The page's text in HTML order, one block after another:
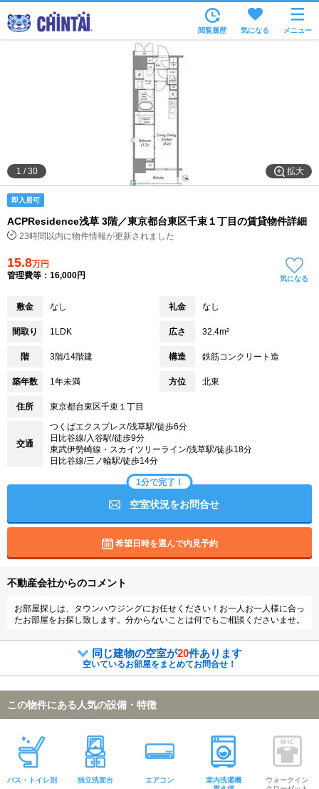
沿線・駅から
住所から
家賃相場から
通勤通学時間から
物件特集から
不動産会社から
閲覧履歴 気になる メニュー
拡大
1 /30
即入居可
ACPResidence浅草 3階／東京都台東区千束１丁目の賃貸物件詳細
23時間以内に物件情報が更新されました
15.8万円
管理費等：16,000円
気になる
敷金 なし 礼金 なし
間取り 1LDK 広さ 32.4m²
階 3階/14階建 構造 鉄筋コンクリート造
築年数 1年未満 方位 北東
住所 東京都台東区千束１丁目
交通
つくばエクスプレス/浅草駅/徒歩6分
日比谷線/入谷駅/徒歩9分
東武伊勢崎線・スカイツリーライン/浅草駅/徒歩18分
日比谷線/三ノ輪駅/徒歩14分
1分で完了！
空室状況をお問合せ
希望日時を選んで内見予約
不動産会社からのコメント
お部屋探しは、タウンハウジングにお任せください！お一人お一人様に合っ
たお部屋をお探し致します。分からないことは何でもご相談くださいませ。
同じ建物の空室が20件あります
空いているお部屋をまとめてお問合せ！
この物件にある人気の設備・特徴
バス・トイレ別 独立洗面台 エアコン
室内洗濯機
ウォークイン